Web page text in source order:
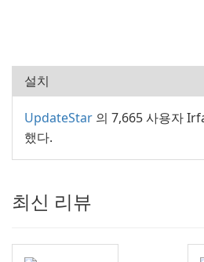
설치
UpdateStar 의 7,665 사용자
했다.
최신 리뷰